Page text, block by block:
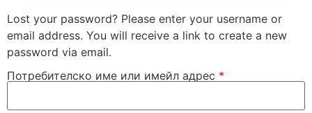
Lost your password? Please enter your username or
email address. You will receive a link to create a new
password via email.
Потребителско име или имейл адрес *